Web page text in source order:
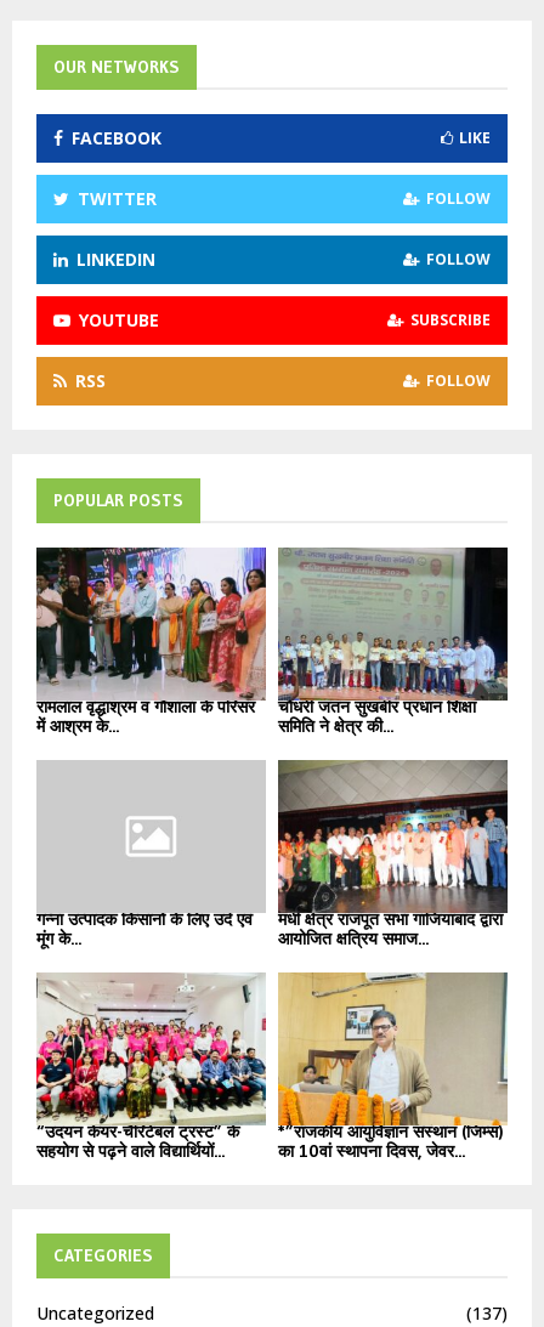
f
o
:
R
C
H
OUR NETWORKS
FACEBOOK LIKE
TWITTER FOLLOW
LINKEDIN FOLLOW
YOUTUBE SUBSCRIBE
RSS FOLLOW
POPULAR POSTS
रामलाल वृद्धाश्रम व गौशाला के परिसर
में आश्रम के...
चौधरी जतन सुखबीर प्रधान शिक्षा
समिति ने क्षेत्र की...
गन्ना उत्पादक किसानों के लिए उर्द एवं
मूंग के...
मधी क्षेत्र राजपूत सभा गाजियाबाद द्वारा
आयोजित क्षत्रिय समाज...
“उदयन केयर-चैरिटेबल ट्रस्ट” के
सहयोग से पढ़ने वाले विद्यार्थियों...
*”राजकीय आयुर्विज्ञान संस्थान (जिम्स)
का 10वां स्थापना दिवस, जेवर...
CATEGORIES
Uncategorized
(137)